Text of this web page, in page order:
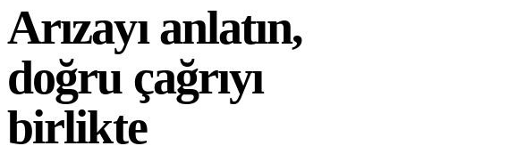
Arızayı anlatın,
doğru çağrıyı
birlikte